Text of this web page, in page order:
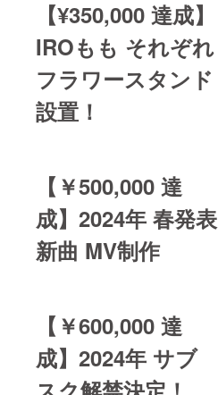
【¥350,000 達成】
IROもも それぞれ
フラワースタンド
設置！
【￥500,000 達
成】2024年 春発表
新曲 MV制作
【￥600,000 達
成】2024年 サブ